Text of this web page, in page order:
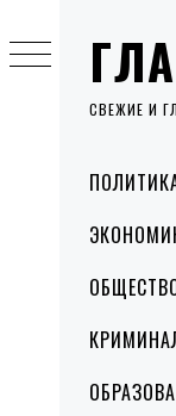
СВЕЖИЕ И
Menu
to
content